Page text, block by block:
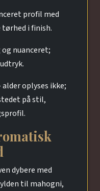
profil med
i finish.
nuanceret;
alder oplyses ikke;
på stil,
dybere med
til mahogni,